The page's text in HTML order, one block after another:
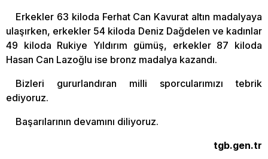
Erkekler 63 kiloda Ferhat Can Kavurat altın madalyaya
ulaşırken, erkekler 54 kiloda Deniz Dağdelen ve kadınlar
49 kiloda Rukiye Yıldırım gümüş, erkekler 87 kiloda
Hasan Can Lazoğlu ise bronz madalya kazandı.
Bizleri gururlandıran milli sporcularımızı tebrik
ediyoruz.
Başarılarının devamını diliyoruz.
tgb.gen.tr